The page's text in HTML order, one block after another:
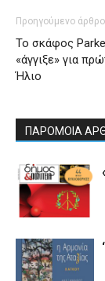
Προηγούμενο άρθρο
Το σκάφος
«άγγιξε» για
Ήλιο
ΠΑΡΟΜΟΙΑ